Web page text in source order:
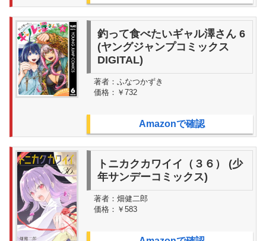
釣って食べたいギャル澤さん 6
(ヤングジャンプコミックス
DIGITAL)
著者： ふなつかずき
価格： ￥732
Amazonで確認
トニカクカワイイ（３６） (少
年サンデーコミックス)
著者： 畑健二郎
価格： ￥583